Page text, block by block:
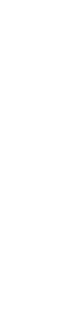
di IVA, non
per le auto
con il ciclo
e altri fattori non